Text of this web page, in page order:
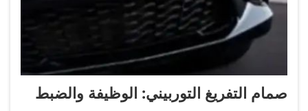
صمام التفريغ التوربيني: الوظيفة والضبط